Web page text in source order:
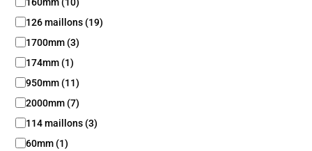
u
r
126 maillons (19)
1700mm (3)
174mm (1)
950mm (11)
2000mm (7)
114 maillons (3)
60mm (1)